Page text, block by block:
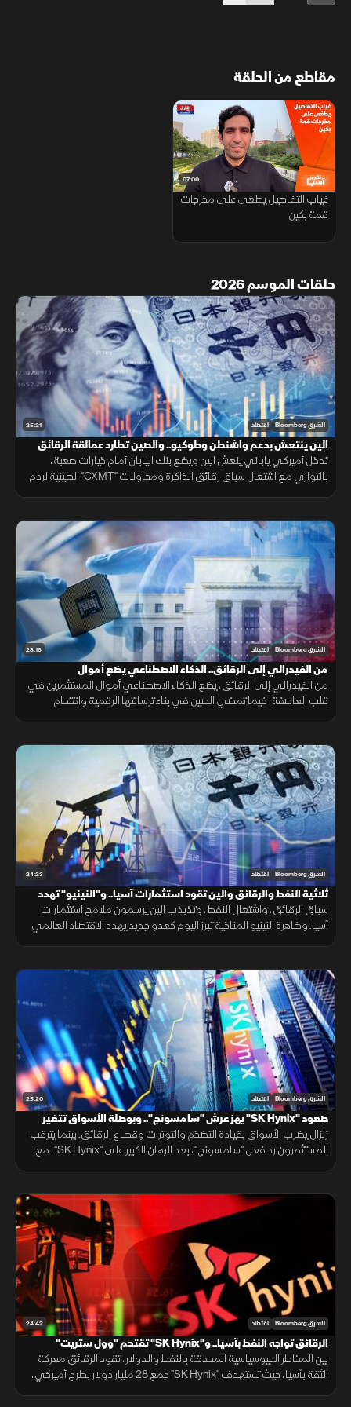
مقاطع من الحلقة
07:00
غياب التفاصيل يطغى على مخرجات
قمة بكين
حلقات الموسم 2026
25:21 الشرق Bloomberg اقتصاد
الين ينتعش بدعم واشنطن وطوكيو.. والصين تطارد عمالقة الرقائق
تدخل أميركي ياباني ينعش الين ويضع بنك اليابان أمام خيارات صعبة،
بالتوازي مع اشتعال سباق رقائق الذاكرة ومحاولات "CXMT" الصينية لردم
23:16 الشرق Bloomberg اقتصاد
من الفيدرالي إلى الرقائق.. الذكاء الاصطناعي يضع أموال
المستثمرين في قلب العاصفة
من الفيدرالي إلى الرقائق، يضع الذكاء الاصطناعي أموال المستثمرين في
قلب العاصفة، فيما تمضي الصين في بناء ترسانتها الرقمية واقتحام
24:23 الشرق Bloomberg اقتصاد
ثلاثية النفط والرقائق والين تقود استثمارات آسيا.. و"النينيو" تهدد
العالم
سباق الرقائق، واشتعال النفط، وتذبذب الين يرسمون ملامح استثمارات
آسيا. وظاهرة النينيو المناخية تبرز اليوم كعدو جديد يهدد الاقتصاد العالمي
25:20 الشرق Bloomberg اقتصاد
صعود "SK Hynix" يهز عرش "سامسونج".. وبوصلة الأسواق تتغير
زلزال يضرب الأسواق بقيادة التضخم والتوترات وقطاع الرقائق. بينما يترقب
المستثمرون رد فعل "سامسونج"، بعد الرهان الكبير على "SK Hynix"، مع
24:42 الشرق Bloomberg اقتصاد
الرقائق تواجه النفط بآسيا.. و"SK Hynix" تقتحم "وول ستريت"
بين المخاطر الجيوسياسية المحدقة بالنفط والدولار، تقود الرقائق معركة
الثقة بآسيا، حيث تستهدف "SK Hynix" جمع 28 مليار دولار بطرح أميركي،